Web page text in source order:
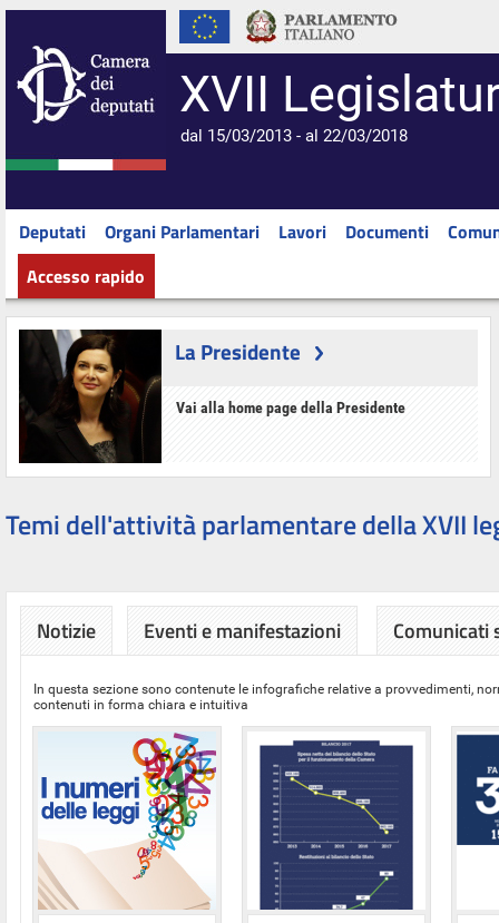
XVII
dal 15/03/2013 - al 22/03/2018
Deputati Organi Parlamentari Lavori Documenti
Accesso rapido
La Presidente
Vai alla home page della Presidente
Temi dell'attività parlamentare della XVII
Notizie Eventi e manifestazioni Comunicati
In questa sezione sono contenute le infografiche relative a provvedimenti,
contenuti in forma chiara e intuitiva